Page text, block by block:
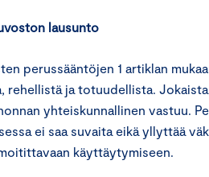
lausunto
perussääntöjen 1 artiklan
rehellistä ja totuudellista.
yhteiskunnallinen vastuu.
ei saa suvaita eikä yllyttää
käyttäytymiseen.